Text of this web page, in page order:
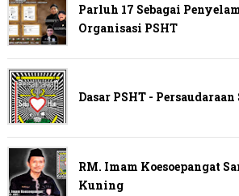
Parluh 17 Sebagai
Organisasi PSHT
Dasar PSHT -
RM. Imam Koesoepangat
Kuning